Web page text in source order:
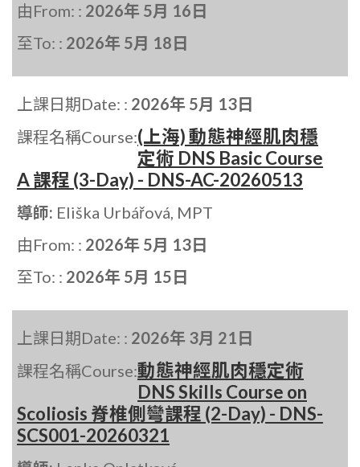
由From: : 2026年 5月 16日
至To: : 2026年 5月 18日
上課日期Date: : 2026年 5月 13日
課程名稱Course:(上海) 動態神經肌肉穩
定術 DNS Basic Course
A 課程 (3-Day) - DNS-AC-20260513
導師: Eliška Urbářová, MPT
由From: : 2026年 5月 13日
至To: : 2026年 5月 15日
上課日期Date: : 2026年 3月 21日
課程名稱Course:動態神經肌肉穩定術
DNS Skills Course on
Scoliosis 脊椎側彎課程 (2-Day) - DNS-
SCS001-20260321